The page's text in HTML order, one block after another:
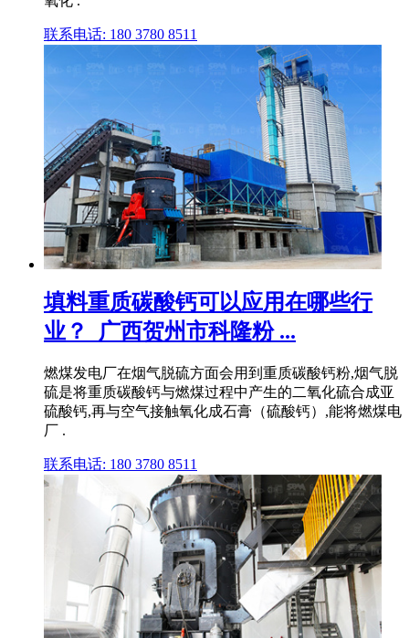
联系电话: 180 3780 8511
填料重质碳酸钙可以应用在哪些行
业？_广西贺州市科隆粉 ...
燃煤发电厂在烟气脱硫方面会用到重质碳酸钙粉,烟气脱
硫是将重质碳酸钙与燃煤过程中产生的二氧化硫合成亚
硫酸钙,再与空气接触氧化成石膏（硫酸钙）,能将燃煤电
厂 .
联系电话: 180 3780 8511